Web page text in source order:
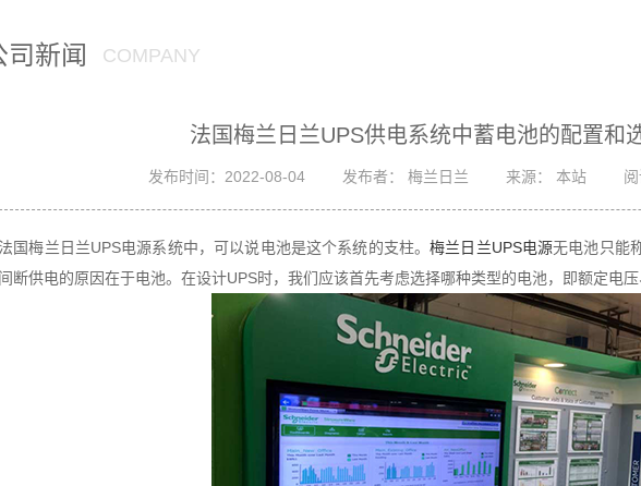
司新闻 COMPANY
法国梅兰日兰UPS供电系统中蓄电池的配置和
发布时间：2022-08-04 发布者： 梅兰日兰 来源： 本站
国梅兰日兰UPS电源系统中，可以说电池是这个系统的支柱。梅兰日兰UPS电源无电池只能
断供电的原因在于电池。在设计UPS时，我们应该首先考虑选择哪种类型的电池，即额定电压